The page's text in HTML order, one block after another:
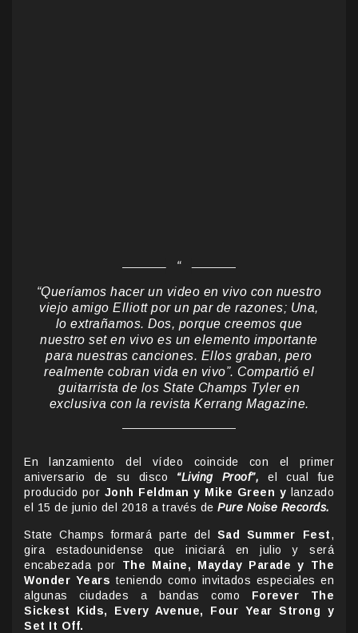
“Queríamos hacer un video en vivo con nuestro
viejo amigo Elliott por un par de razones; Una,
lo extrañamos. Dos, porque creemos que
nuestro set en vivo es un elemento importante
para nuestras canciones. Ellos graban, pero
realmente cobran vida en vivo”. Compartió el
guitarrista de los State Champs Tyler en
exclusiva con la revista Kerrang Magazine.
En lanzamiento del vídeo coincide con el primer
aniversario de su disco “Living Proof”, el cual fue
producido por Jonh Feldman y Mike Green y lanzado
el 15 de junio del 2018 a través de Pure Noise Records.
State Champs formará parte del Sad Summer Fest,
gira estadounidense que iniciará en julio y será
encabezada por The Maine, Mayday Parade y The
Wonder Years teniendo como invitados especiales en
algunas ciudades a bandas como Forever The
Sickest Kids, Every Avenue, Four Year Strong y
Set It Off.